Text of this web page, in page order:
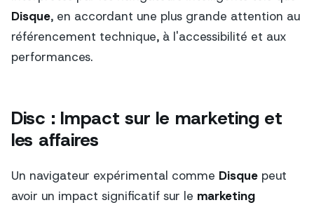
Disque, en accordant une plus grande attention au
référencement technique, à l'accessibilité et aux
performances.
Disc : Impact sur le marketing et
les affaires
Un navigateur expérimental comme Disque peut
avoir un impact significatif sur le marketing